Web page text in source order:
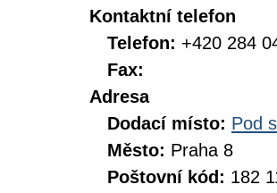
Kontaktní telefon
Telefon: +420 284
Fax:
Adresa
Dodací místo: Pod
Město: Praha 8
Poštovní kód: 182